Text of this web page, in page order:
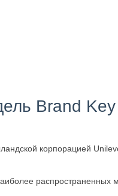
Brand Key
корпорацией
распространенных